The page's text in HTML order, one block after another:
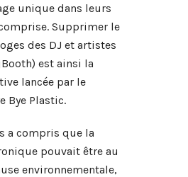
unique dans leurs
Supprimer le
des DJ et artistes
est ainsi la
lancée par le
Bye Plastic.
a compris que la
pouvait être au
environnementale,